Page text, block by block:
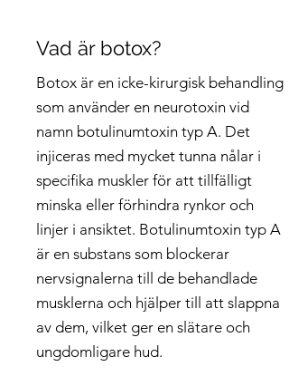
Vad är botox?
Botox är en icke-kirurgisk behandling
som använder en neurotoxin vid
namn botulinumtoxin typ A. Det
injiceras med mycket tunna nålar i
specifika muskler för att tillfälligt
minska eller förhindra rynkor och
linjer i ansiktet. Botulinumtoxin typ A
är en substans som blockerar
nervsignalerna till de behandlade
musklerna och hjälper till att slappna
av dem, vilket ger en slätare och
ungdomligare hud.